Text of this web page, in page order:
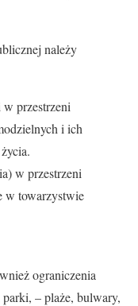
należy
przestrzeni
i ich
w przestrzeni
w towarzystwie
ograniczenia
– plaże, bulwary,